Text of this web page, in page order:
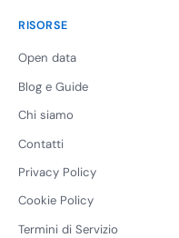
RISORSE
Open data
Blog e Guide
Chi siamo
Contatti
Privacy Policy
Cookie Policy
Termini di Servizio